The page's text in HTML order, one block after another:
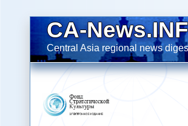
CA-
Central Asia regional news